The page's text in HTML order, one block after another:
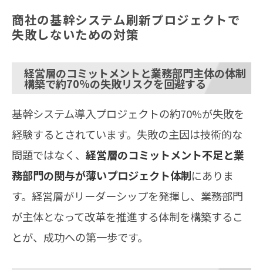
商社の基幹システム刷新プロジェクトで
失敗しないための対策
経営層のコミットメントと業務部門主体の体制
構築で約70%の失敗リスクを回避する
基幹システム導入プロジェクトの約70%が失敗を
経験するとされています。失敗の主因は技術的な
問題ではなく、 経営層のコミットメント不足と業
務部門の関与が薄いプロジェクト体制にありま
す。経営層がリーダーシップを発揮し、業務部門
が主体となって改革を推進する体制を構築するこ
とが、成功への第一歩です。